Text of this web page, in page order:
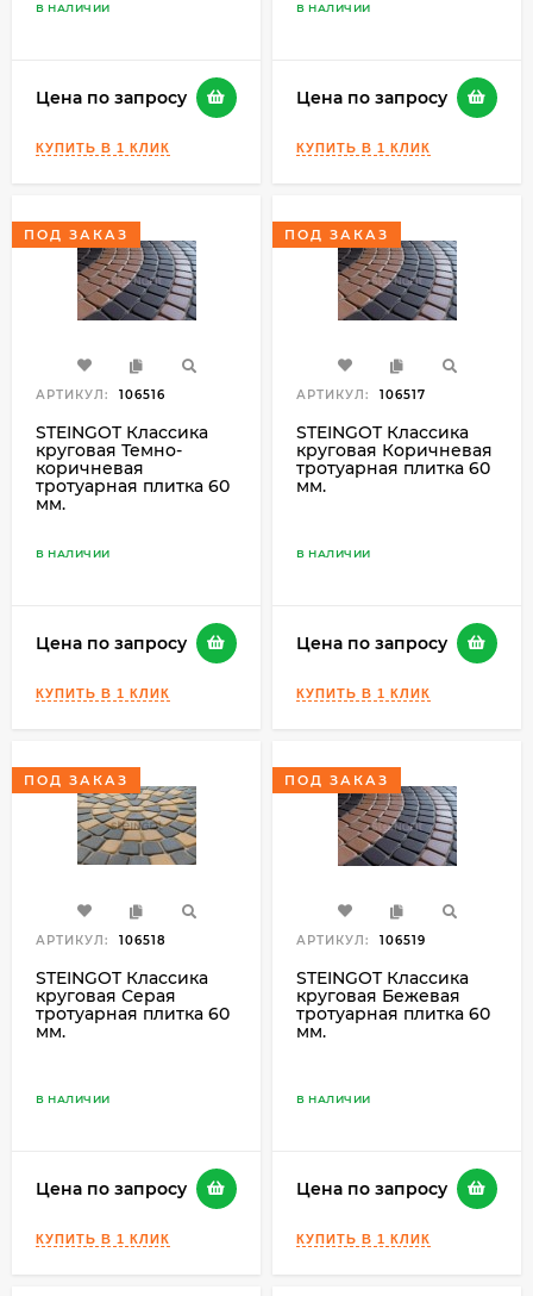
В НАЛИЧИИ
Цена по запросу
В НАЛИЧИИ
Цена по запросу
ПОД ЗАКАЗ
АРТИКУЛ: 106516
STEINGOT Классика
круговая Темно-
коричневая
тротуарная плитка 60
мм.
В НАЛИЧИИ
Цена по запросу
ПОД ЗАКАЗ
АРТИКУЛ: 106517
STEINGOT Классика
круговая Коричневая
тротуарная плитка 60
мм.
В НАЛИЧИИ
Цена по запросу
ПОД ЗАКАЗ
АРТИКУЛ: 106518
STEINGOT Классика
круговая Серая
тротуарная плитка 60
мм.
В НАЛИЧИИ
Цена по запросу
ПОД ЗАКАЗ
АРТИКУЛ: 106519
STEINGOT Классика
круговая Бежевая
тротуарная плитка 60
мм.
В НАЛИЧИИ
Цена по запросу